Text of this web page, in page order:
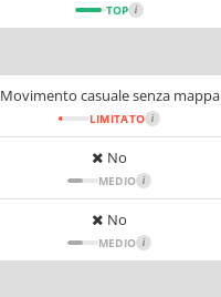
TOP i
Movimento casuale senza mappa
LIMITATO i
No
MEDIO i
No
MEDIO i